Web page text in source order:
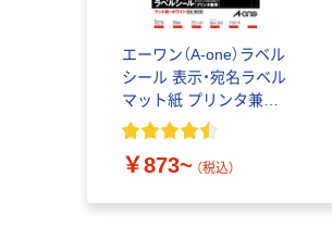
エーワン（A-one）ラベル
シール 表示・宛名ラベル
マット紙 プリンタ兼用
10面 四辺余白付
￥873~ （税込）